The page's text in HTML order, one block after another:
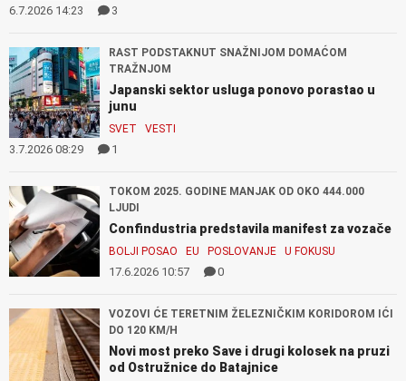
6.7.2026 14:23 3
RAST PODSTAKNUT SNAŽNIJOM DOMAĆOM
TRAŽNJOM
Japanski sektor usluga ponovo porastao u
junu
SVET VESTI
3.7.2026 08:29 1
TOKOM 2025. GODINE MANJAK OD OKO 444.000
LJUDI
Confindustria predstavila manifest za vozače
BOLJI POSAO EU POSLOVANJE U FOKUSU
17.6.2026 10:57 0
VOZOVI ĆE TERETNIM ŽELEZNIČKIM KORIDOROM IĆI
DO 120 KM/H
Novi most preko Save i drugi kolosek na pruzi
od Ostružnice do Batajnice